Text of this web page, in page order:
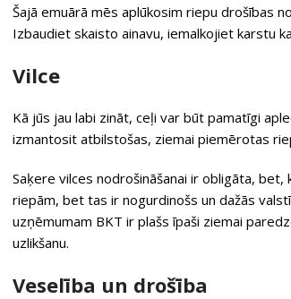
Šajā emuārā mēs aplūkosim riepu drošības
Izbaudiet skaisto ainavu, iemalkojiet karstu
Vilce
Kā jūs jau labi zināt, ceļi var būt pamatīgi
izmantosit atbilstošas, ziemai piemērotas
Saķere vilces nodrošināšanai ir obligāta,
riepām, bet tas ir nogurdinošs un dažās
uzņēmumam BKT ir plašs īpaši ziemai
uzlikšanu.
Veselība un drošība